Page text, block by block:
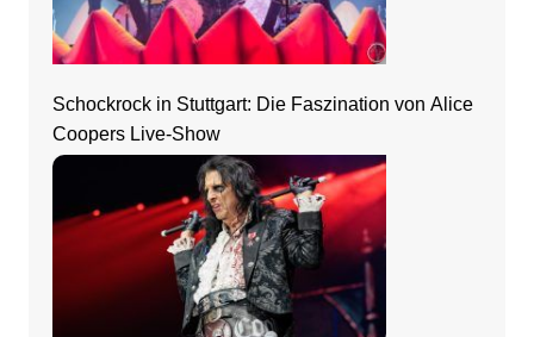
Schockrock in Stuttgart: Die Faszination von Alice
Coopers Live-Show